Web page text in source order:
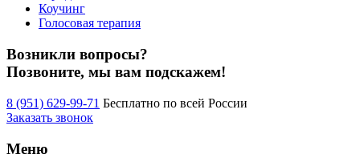
Коучинг
Голосовая терапия
Возникли вопросы?
Позвоните, мы вам подскажем!
8 (951) 629-99-71 Бесплатно по всей России
Заказать звонок
Меню